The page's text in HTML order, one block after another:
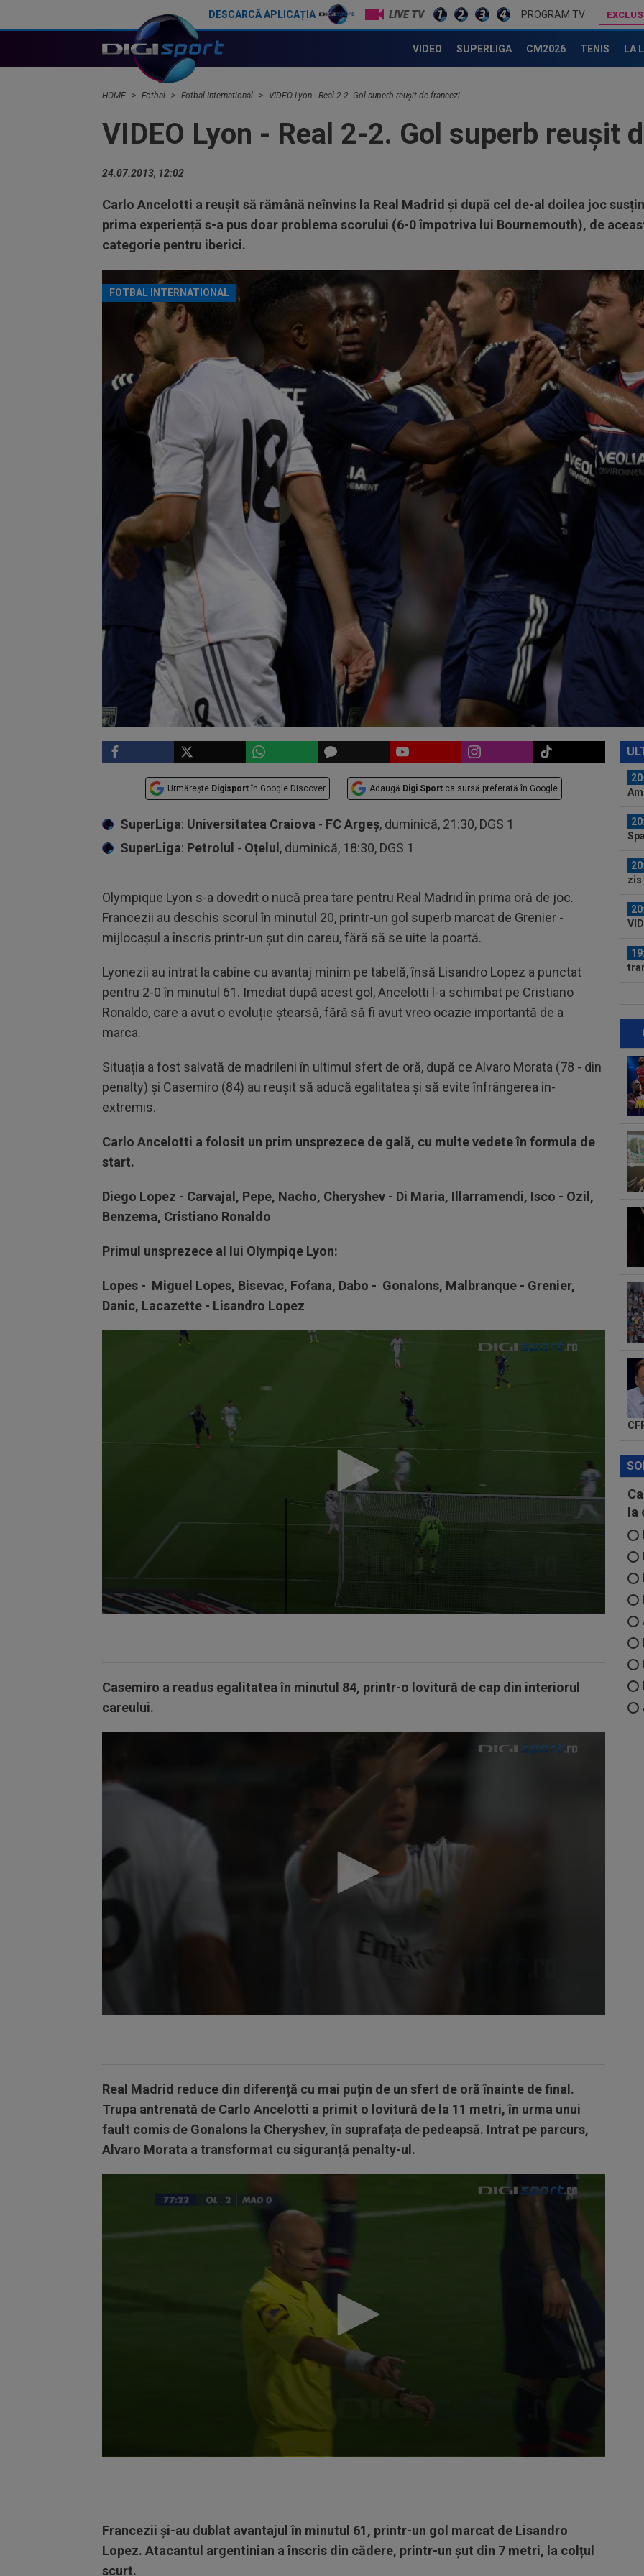
DESCARCĂ APLICAȚIA LIVE TV PROGRAM TV
VIDEO SUPERLIGA CM2026 TENIS LA
HOME Fotbal Fotbal International VIDEO Lyon - Real 2-2. Gol superb reușit de francezi
VIDEO Lyon - Real 2-2. Gol superb reușit
24.07.2013, 12:02
Carlo Ancelotti a reușit să rămână neînvins la Real Madrid și după cel de-al doilea joc
prima experiență s-a pus doar problema scorului (6-0 împotriva lui Bournemouth), de
categorie pentru iberici.
FOTBAL INTERNATIONAL
Urmărește Digisport în Google Discover Adaugă Digi Sport ca sursă preferată în Google
SuperLiga: Universitatea Craiova - FC Argeș, duminică, 21:30, DGS 1
SuperLiga: Petrolul - Oțelul , duminică, 18:30, DGS 1
Olympique Lyon s-a dovedit o nucă prea tare pentru Real Madrid în prima oră de joc.
Francezii au deschis scorul în minutul 20, printr-un gol superb marcat de Grenier -
mijlocașul a înscris printr-un șut din careu, fără să se uite la poartă.
Lyonezii au intrat la cabine cu avantaj minim pe tabelă, însă Lisandro Lopez a punctat
pentru 2-0 în minutul 61. Imediat după acest gol, Ancelotti l-a schimbat pe Cristiano
Ronaldo, care a avut o evoluție ștearsă, fără să fi avut vreo ocazie importantă de a
marca.
Situația a fost salvată de madrileni în ultimul sfert de oră, după ce Alvaro Morata (78 - din
penalty) și Casemiro (84) au reușit să aducă egalitatea și să evite înfrângerea in-
extremis.
Carlo Ancelotti a folosit un prim unsprezece de gală, cu multe vedete în formula de
start.
Diego Lopez - Carvajal, Pepe, Nacho, Cheryshev - Di Maria, Illarramendi, Isco - Ozil,
Benzema, Cristiano Ronaldo
Primul unsprezece al lui Olympiqe Lyon:
Lopes - Miguel Lopes, Bisevac, Fofana, Dabo - Gonalons, Malbranque - Grenier,
Danic, Lacazette - Lisandro Lopez
Casemiro a readus egalitatea în minutul 84, printr-o lovitură de cap din interiorul
careului.
Real Madrid reduce din diferență cu mai puțin de un sfert de oră înainte de final.
Trupa antrenată de Carlo Ancelotti a primit o lovitură de la 11 metri, în urma unui
fault comis de Gonalons la Cheryshev, în suprafața de pedeapsă. Intrat pe parcurs,
Alvaro Morata a transformat cu siguranță penalty-ul.
Francezii și-au dublat avantajul în minutul 61, printr-un gol marcat de Lisandro
Lopez. Atacantul argentinian a înscris din cădere, printr-un șut din 7 metri, la colțul
scurt.
lui...
zis
la...